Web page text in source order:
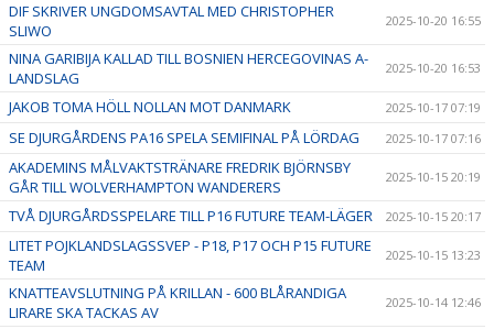
DIF SKRIVER UNGDOMSAVTAL MED CHRISTOPHER
SLIWO
2025-10-20 16:55
NINA GARIBIJA KALLAD TILL BOSNIEN HERCEGOVINAS A-
LANDSLAG
2025-10-20 16:53
JAKOB TOMA HÖLL NOLLAN MOT DANMARK 2025-10-17 07:19
SE DJURGÅRDENS PA16 SPELA SEMIFINAL PÅ LÖRDAG 2025-10-17 07:16
AKADEMINS MÅLVAKTSTRÄNARE FREDRIK BJÖRNSBY
GÅR TILL WOLVERHAMPTON WANDERERS
2025-10-15 20:19
TVÅ DJURGÅRDSSPELARE TILL P16 FUTURE TEAM-LÄGER 2025-10-15 20:17
LITET POJKLANDSLAGSSVEP - P18, P17 OCH P15 FUTURE
TEAM
2025-10-15 13:23
KNATTEAVSLUTNING PÅ KRILLAN - 600 BLÅRANDIGA
LIRARE SKA TACKAS AV
2025-10-14 12:46